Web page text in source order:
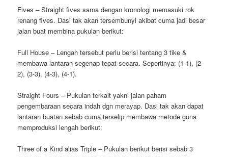
Fives – Straight fives sama dengan kronologi memasuki rok
renang fives. Dasi tak akan tersembunyi akibat cuma jadi besar
jalan buat membina pukulan berikut:
Full House – Lengah tersebut perlu berisi tentang 3 tike &
membawa lantaran segenap tepat secara. Sepertinya: (1-1), (2-
2), (3-3), (4-3), (4-1).
Straight Fours – Pukulan terkait yakni jalan paham
pengembaraan secara indah dgn merayap. Dasi tak akan dapat
lantaran buatan sebab cuma terselip membawa metode guna
memproduksi lengah berikut:
Three of a Kind alias Triple – Pukulan berikut berisi sebab 3